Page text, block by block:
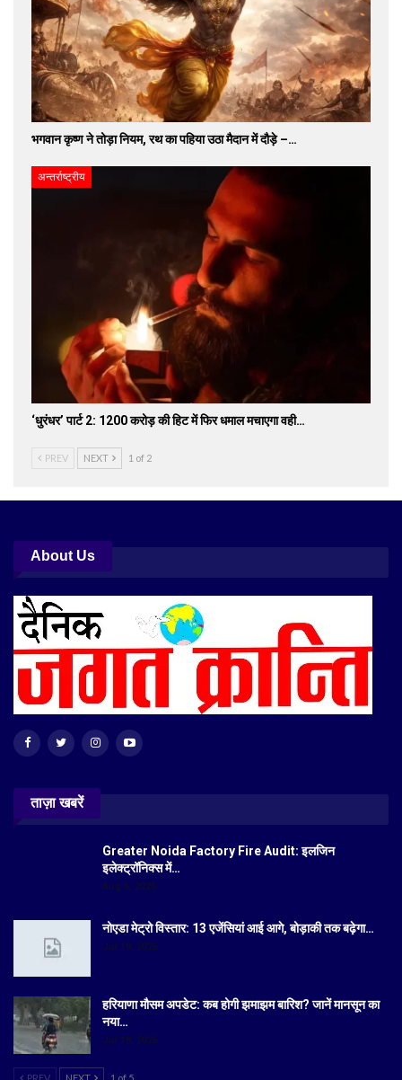
भगवान कृष्ण ने तोड़ा नियम, रथ का पहिया उठा मैदान में दौड़े –…
अन्तर्राष्ट्रीय
‘धुरंधर’ पार्ट 2: 1200 करोड़ की हिट में फिर धमाल मचाएगा वही…
PREV NEXT 1 of 2
About Us
ताज़ा खबरें
Greater Noida Factory Fire Audit: इलजिन
इलेक्ट्रॉनिक्स में…
Aug 6, 2026
नोएडा मेट्रो विस्तार: 13 एजेंसियां आई आगे, बोड़ाकी तक बढ़ेगा…
Jul 19, 2026
हरियाणा मौसम अपडेट: कब होगी झमाझम बारिश? जानें मानसून का
नया…
Jul 18, 2026
PREV NEXT 1 of 5